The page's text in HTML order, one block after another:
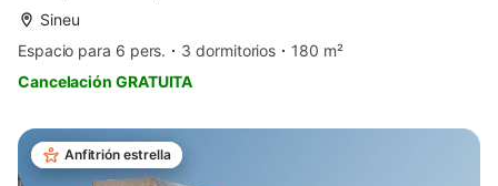
Sineu
Espacio para 6 pers.
3 dormitorios
180 m²
Cancelación GRATUITA
Anfitrión estrella